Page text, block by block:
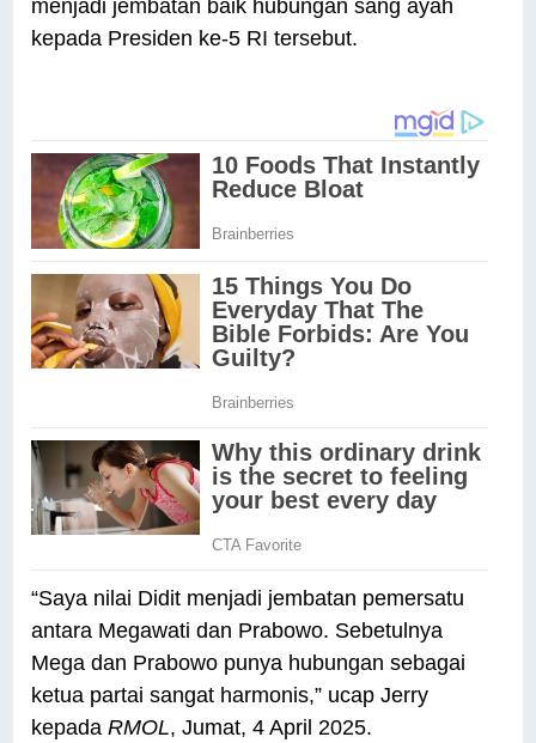
menjadi jembatan baik hubungan sang ayah
kepada Presiden ke-5 RI tersebut.
“Saya nilai Didit menjadi jembatan pemersatu
antara Megawati dan Prabowo. Sebetulnya
Mega dan Prabowo punya hubungan sebagai
ketua partai sangat harmonis,” ucap Jerry
kepadaRMOL, Jumat, 4 April 2025.